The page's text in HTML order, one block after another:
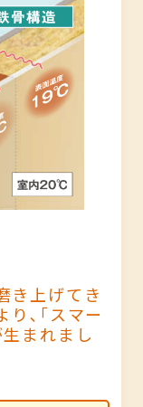
き上げてき
り､ ｢スマー
まれまし